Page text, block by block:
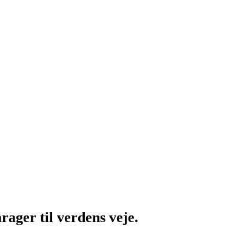
til verdens veje.